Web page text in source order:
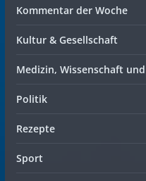
Kommentar der Woche
Kultur & Gesellschaft
Medizin, Wissenschaft
Politik
Rezepte
Sport